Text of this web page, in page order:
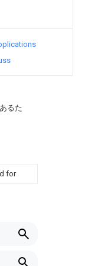
るた
for